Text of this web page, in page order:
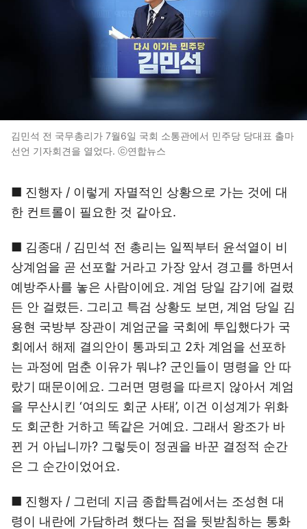
김민석 전 국무총리가 7월6일 국회 소통관에서 민주당 당대표 출마
선언 기자회견을 열었다. ⓒ연합뉴스
■ 진행자 / 이렇게 자멸적인 상황으로 가는 것에 대
한 컨트롤이 필요한 것 같아요.
■ 김종대 / 김민석 전 총리는 일찍부터 윤석열이 비
상계엄을 곧 선포할 거라고 가장 앞서 경고를 하면서
예방주사를 놓은 사람이에요. 계엄 당일 감기에 걸렸
든 안 걸렸든. 그리고 특검 상황도 보면, 계엄 당일 김
용현 국방부 장관이 계엄군을 국회에 투입했다가 국
회에서 해제 결의안이 통과되고 2차 계엄을 선포하
는 과정에 멈춘 이유가 뭐냐? 군인들이 명령을 안 따
랐기 때문이에요. 그러면 명령을 따르지 않아서 계엄
을 무산시킨 ‘여의도 회군 사태’, 이건 이성계가 위화
도 회군한 거하고 똑같은 거예요. 그래서 왕조가 바
뀐 거 아닙니까? 그렇듯이 정권을 바꾼 결정적 순간
은 그 순간이었어요.
■ 진행자 / 그런데 지금 종합특검에서는 조성현 대
령이 내란에 가담하려 했다는 점을 뒷받침하는 통화